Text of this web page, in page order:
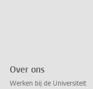
Over ons
Werken bij de Universiteit